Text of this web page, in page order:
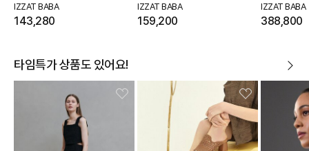
IZZAT BABA
143,280
IZZAT BABA
159,200
IZZAT BABA
388,800
타임특가 상품도 있어요!